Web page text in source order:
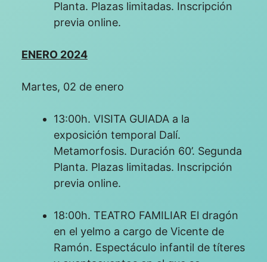
Planta. Plazas limitadas. Inscripción
previa online.
ENERO 2024
Martes, 02 de enero
13:00h. VISITA GUIADA a la
exposición temporal Dalí.
Metamorfosis. Duración 60’. Segunda
Planta. Plazas limitadas. Inscripción
previa online.
18:00h. TEATRO FAMILIAR El dragón
en el yelmo a cargo de Vicente de
Ramón. Espectáculo infantil de títeres